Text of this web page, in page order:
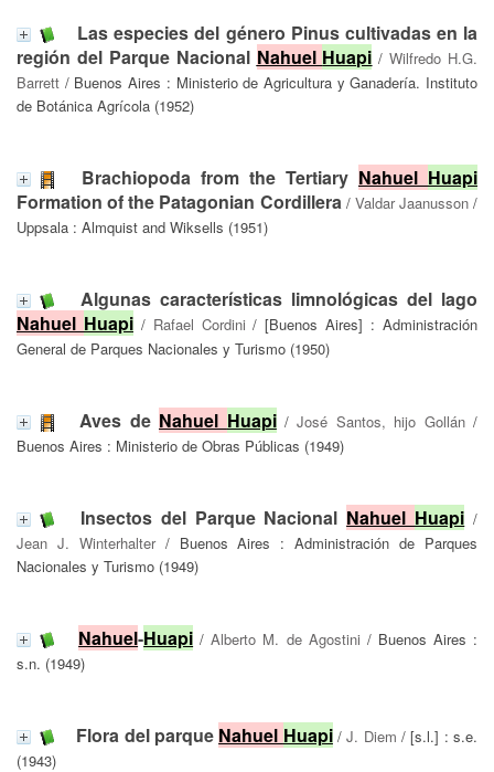
Las especies del género Pinus cultivadas en la
región del Parque Nacional Nahuel Huapi /Wilfredo H.G.
Barrett / Buenos Aires : Ministerio de Agricultura y Ganadería. Instituto
de Botánica Agrícola (1952)
Brachiopoda from the Tertiary Nahuel Huapi
Formation of the Patagonian Cordillera/ Valdar Jaanusson/
Uppsala : Almquist and Wiksells (1951)
Algunas características limnológicas del lago
Nahuel Huapi/ Rafael Cordini / [Buenos Aires] : Administración
General de Parques Nacionales y Turismo (1950)
Aves de Nahuel Huapi/José Santos, hijo Gollán/
Buenos Aires : Ministerio de Obras Públicas (1949)
Insectos del Parque Nacional Nahuel Huapi /
Jean J. Winterhalter/ Buenos Aires : Administración de Parques
Nacionales y Turismo (1949)
Nahuel-Huapi /Alberto M. de Agostini / Buenos Aires :
s.n. (1949)
Flora del parque Nahuel Huapi/J. Diem / [s.l.] : s.e.
(1943)